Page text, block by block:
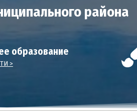
района
образование
>